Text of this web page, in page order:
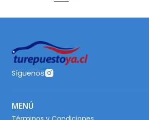
Síguenos
MENÚ